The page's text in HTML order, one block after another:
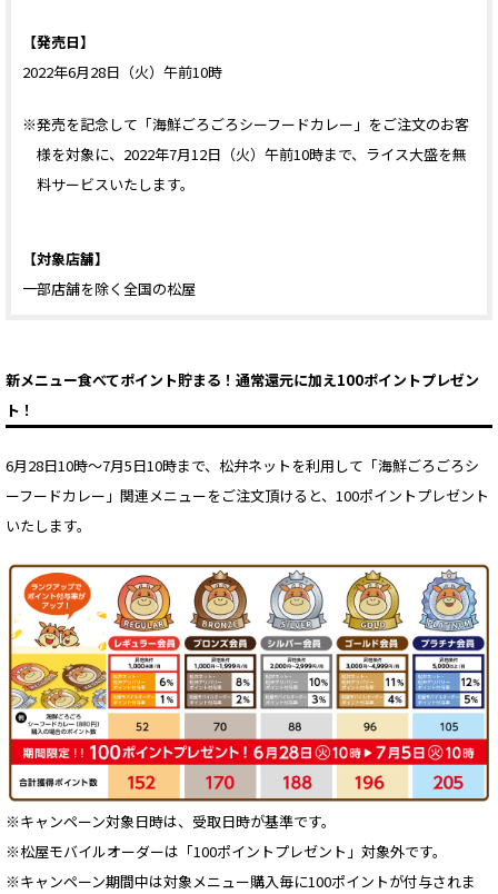
【発売日】
2022年6月28日（火）午前10時
※発売を記念して「海鮮ごろごろシーフードカレー」をご注文のお客
様を対象に、2022年7月12日（火）午前10時まで、ライス大盛を無
料サービスいたします。
【対象店舗】
一部店舗を除く全国の松屋
新メニュー食べてポイント貯まる！通常還元に加え100ポイントプレゼン
ト！
6月28日10時～7月5日10時まで、松弁ネットを利用して「海鮮ごろごろシ
ーフードカレー」関連メニューをご注文頂けると、100ポイントプレゼント
いたします。
※キャンペーン対象日時は、受取日時が基準です。
※松屋モバイルオーダーは「100ポイントプレゼント」対象外です。
※キャンペーン期間中は対象メニュー購入毎に100ポイントが付与されま